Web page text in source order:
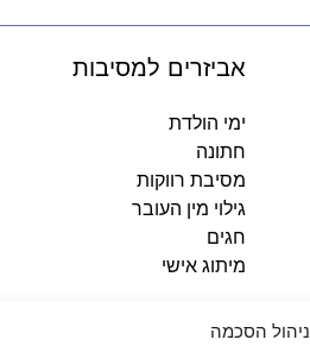
ניהול הסכמה
אביזרים למסיבות
ימי הולדת
חתונה
מסיבת רווקות
גילוי מין העובר
חגים
מיתוג אישי